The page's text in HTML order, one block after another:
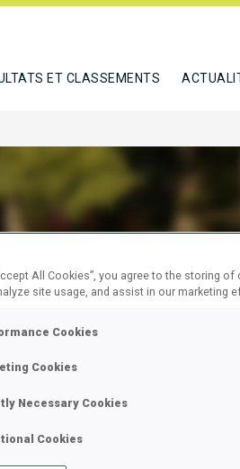
ET CLASSEMENTS
JENS
All Cookies”, you agree to the storing
site usage, and assist in our marketing
Cookies
Cookies
Necessary Cookies
Cookies